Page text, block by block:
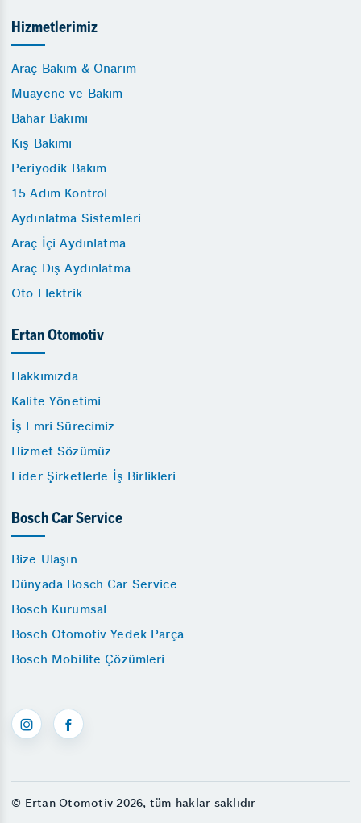
Hizmetlerimiz
Araç Bakım & Onarım
Muayene ve Bakım
Bahar Bakımı
Kış Bakımı
Periyodik Bakım
15 Adım Kontrol
Aydınlatma Sistemleri
Araç İçi Aydınlatma
Araç Dış Aydınlatma
Oto Elektrik
Ertan Otomotiv
Hakkımızda
Kalite Yönetimi
İş Emri Sürecimiz
Hizmet Sözümüz
Lider Şirketlerle İş Birlikleri
Bosch Car Service
Bize Ulaşın
Dünyada Bosch Car Service
Bosch Kurumsal
Bosch Otomotiv Yedek Parça
Bosch Mobilite Çözümleri
© Ertan Otomotiv 2026, tüm haklar saklıdır